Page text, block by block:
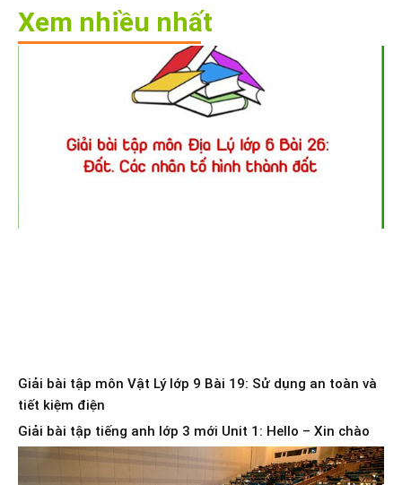
Xem nhiều nhất
Giải bài tập môn Vật Lý lớp 9 Bài 19: Sử dụng an toàn và
tiết kiệm điện
Giải bài tập tiếng anh lớp 3 mới Unit 1: Hello – Xin chào